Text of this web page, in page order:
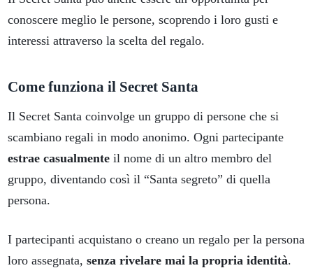
conoscere meglio le persone, scoprendo i loro gusti e
interessi attraverso la scelta del regalo.
Come funziona il Secret Santa
Il Secret Santa coinvolge un gruppo di persone che si
scambiano regali in modo anonimo. Ogni partecipante
estrae casualmente il nome di un altro membro del
gruppo, diventando così il “Santa segreto” di quella
persona.
I partecipanti acquistano o creano un regalo per la persona
loro assegnata, senza rivelare mai la propria identità.